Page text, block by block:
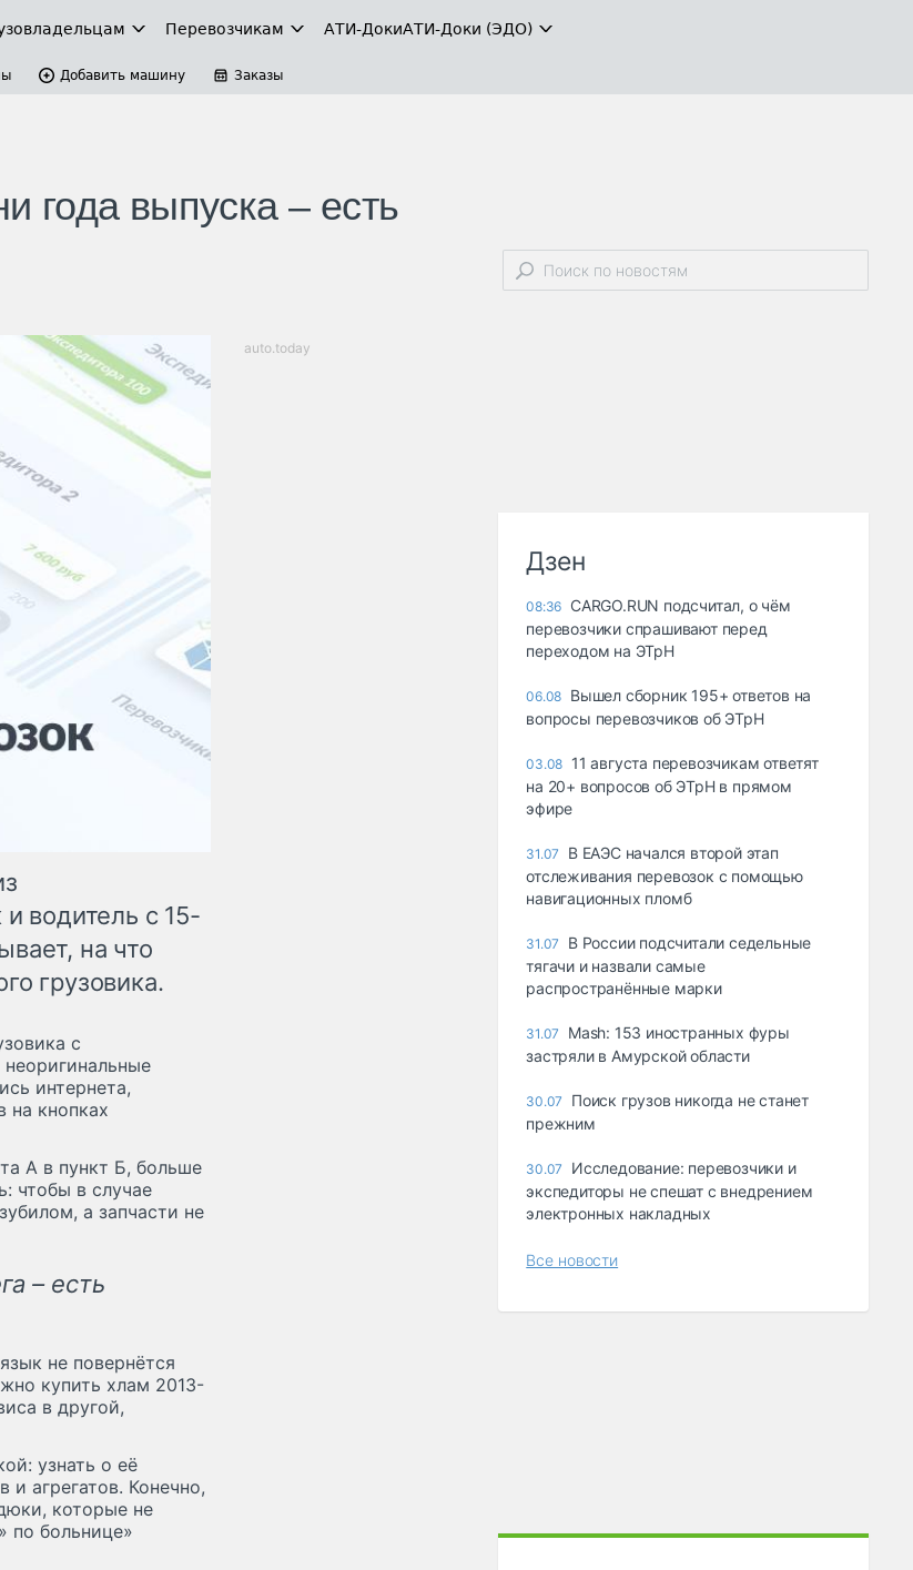
Перевозчикам АТИ-ДокиАТИ-Доки (ЭДО)
Добавить машину Заказы
года выпуска – есть
auto.today
водитель с 15-
на что
грузовика.
с
интернета,
на кнопках
А в пункт Б, больше
чтобы в случае
а запчасти не
– есть
не повернётся
купить хлам 2013-
в другой,
узнать о её
агрегатов. Конечно,
которые не
по больнице»
Дзен
08:36 CARGO.RUN подсчитал, о чём
перевозчики спрашивают перед
переходом на ЭТрН
06.08 Вышел сборник 195+ ответов на
вопросы перевозчиков об ЭТрН
03.08 11 августа перевозчикам ответят
на 20+ вопросов об ЭТрН в прямом
эфире
31.07
В ЕАЭС начался второй этап
отслеживания перевозок с помощью
навигационных пломб
31.07
В России подсчитали седельные
тягачи и назвали самые
распространённые марки
31.07
Mash: 153 иностранных фуры
застряли в Амурской области
30.07
Поиск грузов никогда не станет
прежним
30.07
Исследование: перевозчики и
экспедиторы не спешат с внедрением
электронных накладных
Все новости